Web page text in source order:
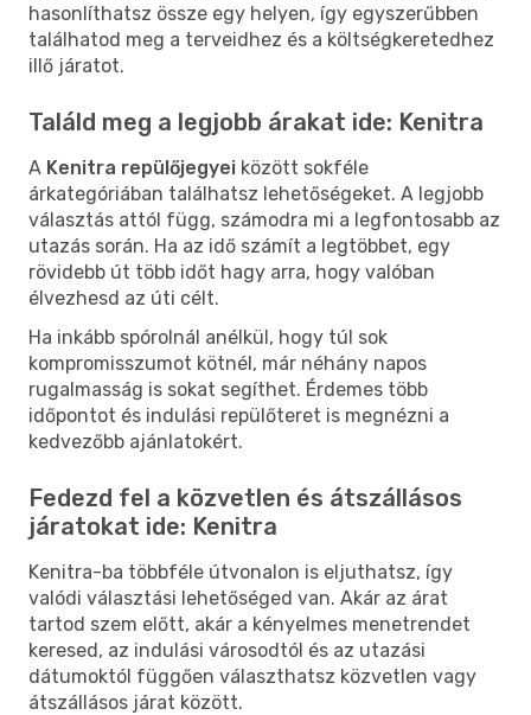
hasonlíthatsz össze egy helyen, így egyszerűbben
találhatod meg a terveidhez és a költségkeretedhez
illő járatot.
Találd meg a legjobb árakat ide: Kenitra
A Kenitra repülőjegyei között sokféle
árkategóriában találhatsz lehetőségeket. A legjobb
választás attól függ, számodra mi a legfontosabb az
utazás során. Ha az idő számít a legtöbbet, egy
rövidebb út több időt hagy arra, hogy valóban
élvezhesd az úti célt.
Ha inkább spórolnál anélkül, hogy túl sok
kompromisszumot kötnél, már néhány napos
rugalmasság is sokat segíthet. Érdemes több
időpontot és indulási repülőteret is megnézni a
kedvezőbb ajánlatokért.
Fedezd fel a közvetlen és átszállásos
járatokat ide: Kenitra
Kenitra-ba többféle útvonalon is eljuthatsz, így
valódi választási lehetőséged van. Akár az árat
tartod szem előtt, akár a kényelmes menetrendet
keresed, az indulási városodtól és az utazási
dátumoktól függően választhatsz közvetlen vagy
átszállásos járat között.